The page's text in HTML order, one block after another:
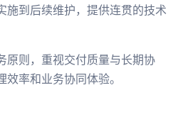
施到后续维护，提供连贯的技术
原则，重视交付质量与长期协
率和业务协同体验。